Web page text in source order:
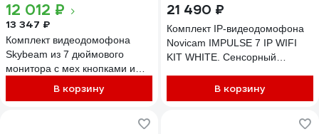
12 012 ₽
13 347 ₽
Комплект видеодомофона
Skybeam из 7 дюймового
монитора с мех кнопками и
(94705MA+94208-600TVLW
В корзину
21 490 ₽
Комплект IP-видеодомофона
Novicam IMPULSE 7 IP WIFI
KIT WHITE. Сенсорный
панель со считывателем, PoE-
коммутатор. Поддержка SIP и
В корзину